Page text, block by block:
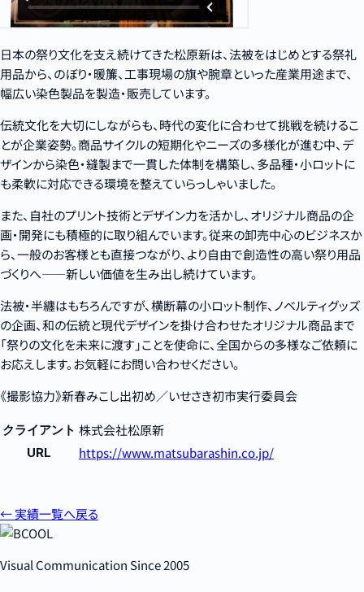
日本の祭り文化を支え続けてきた松原新は、法被をはじめとする祭礼
用品から、のぼり・暖簾、工事現場の旗や腕章といった産業用途まで、
幅広い染色製品を製造・販売しています。
伝統文化を大切にしながらも、時代の変化に合わせて挑戦を続けるこ
とが企業姿勢。商品サイクルの短期化やニーズの多様化が進む中、デ
ザインから染色・縫製まで一貫した体制を構築し、多品種・小ロットに
も柔軟に対応できる環境を整えていらっしゃいました。
また、自社のプリント技術とデザイン力を活かし、オリジナル商品の企
画・開発にも積極的に取り組んでいます。従来の卸売中心のビジネスか
ら、一般のお客様とも直接つながり、より自由で創造性の高い祭り用品
づくりへ――新しい価値を生み出し続けています。
法被・半纏はもちろんですが、横断幕の小ロット制作、ノベルティグッズ
の企画、和の伝統と現代デザインを掛け合わせたオリジナル商品まで
「祭りの文化を未来に渡す」ことを使命に、全国からの多様なご依頼に
お応えします。お気軽にお問い合わせください。
《撮影協力》新春みこし出初め／いせさき初市実行委員会
クライアント 株式会社松原新
URL https://www.matsubarashin.co.jp/
← 実績一覧へ戻る
Visual Communication Since 2005